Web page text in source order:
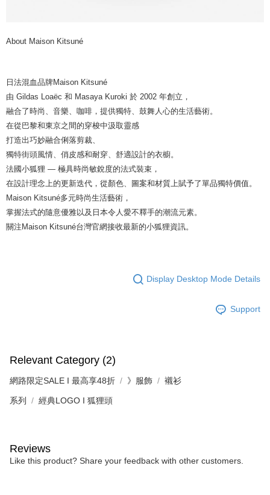
About Maison Kitsuné
日法混血品牌Maison Kitsuné
由 Gildas Loaëc 和 Masaya Kuroki 於 2002 年創立，
融合了時尚、音樂、咖啡，提供獨特、鼓舞人心的生活藝術。
在從巴黎和東京之間的穿梭中汲取靈感
打造出巧妙融合俐落剪裁、
獨特街頭風情、俏皮感和耐穿、舒適設計的衣櫥。
法國小狐狸 — 極具時尚敏銳度的法式裝束，
在設計理念上的更新迭代，從顏色、圖案和材質上賦予了單品獨特價值。
Maison Kitsuné多元時尚生活藝術，
掌握法式的隨意優雅以及日本令人愛不釋手的潮流元素。
關注Maison Kitsuné台灣官網接收最新的小狐狸資訊。
Display Desktop Mode Details
Support
Relevant Category (2)
網路限定SALE I 最高享48折 》服飾 襯衫
系列 經典LOGO I 狐狸頭
Reviews
Like this product? Share your feedback with other customers.